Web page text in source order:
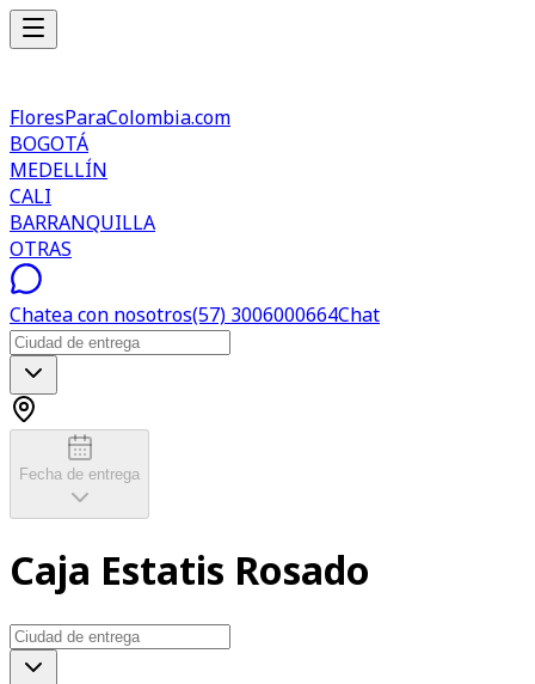
FloresParaColombia.com
BOGOTÁ
MEDELLÍN
CALI
BARRANQUILLA
OTRAS
Chatea con nosotros(57) 3006000664Chat
Fecha de entrega
Caja Estatis Rosado